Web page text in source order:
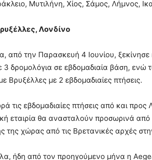
Μυτιλήνη, Χίος, Σάμος, Λήμνος,
Λονδίνο
από την Παρασκευή 4 Ιουνίου, ξεκίνησε
3 δρομολόγια σε εβδομαδιαία βάση, ενώ
Βρυξέλλες με 2 εβδομαδιαίες πτήσεις.
τις εβδομαδιαίες πτήσεις από και
εταιρία θα ανασταλούν προσωρινά από
της χώρας από τις Βρετανικές αρχές
ήδη από τον προηγούμενο μήνα η